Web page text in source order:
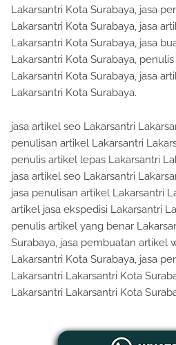
Lakarsantri Kota Surabaya, jasa
Lakarsantri Kota Surabaya, jasa
Lakarsantri Kota Surabaya, jasa
Lakarsantri Kota Surabaya,
Lakarsantri Kota Surabaya, jasa
Lakarsantri Kota Surabaya.
jasa artikel seo Lakarsantri
penulisan artikel Lakarsantri
penulis artikel lepas Lakarsantri
jasa artikel seo Lakarsantri
jasa penulisan artikel Lakarsantri
artikel jasa ekspedisi Lakarsantri
penulis artikel yang benar
Surabaya, jasa pembuatan artikel
Lakarsantri Kota Surabaya, jasa
Lakarsantri Lakarsantri Kota
Lakarsantri Lakarsantri Kota